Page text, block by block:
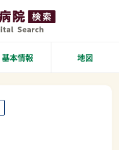
基本情報 地図